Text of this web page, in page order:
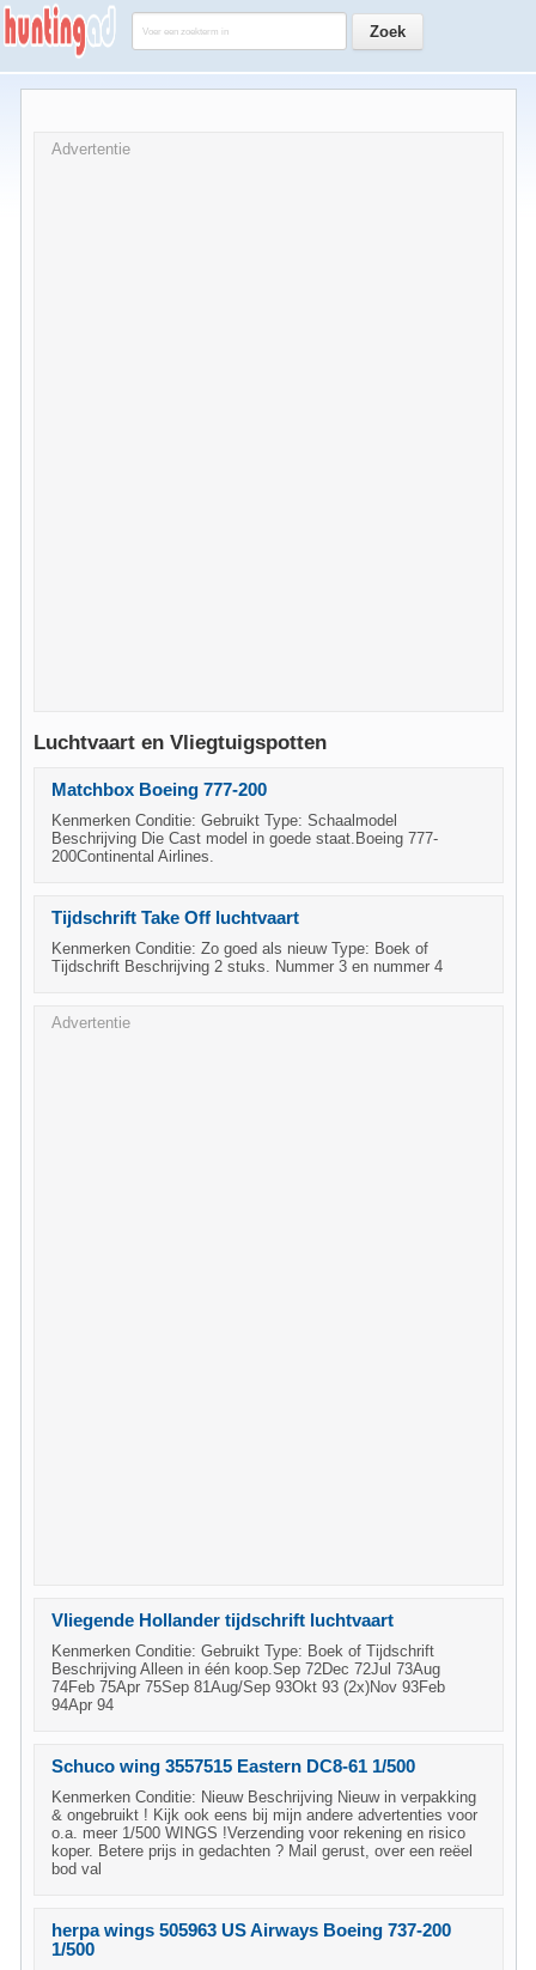
Advertentie
Luchtvaart en Vliegtuigspotten
Matchbox Boeing 777-200
Kenmerken Conditie: Gebruikt Type: Schaalmodel
Beschrijving Die Cast model in goede staat.Boeing 777-
200Continental Airlines.
Tijdschrift Take Off luchtvaart
Kenmerken Conditie: Zo goed als nieuw Type: Boek of
Tijdschrift Beschrijving 2 stuks. Nummer 3 en nummer 4
Advertentie
Vliegende Hollander tijdschrift luchtvaart
Kenmerken Conditie: Gebruikt Type: Boek of Tijdschrift
Beschrijving Alleen in één koop.Sep 72Dec 72Jul 73Aug
74Feb 75Apr 75Sep 81Aug/Sep 93Okt 93 (2x)Nov 93Feb
94Apr 94
Schuco wing 3557515 Eastern DC8-61 1/500
Kenmerken Conditie: Nieuw Beschrijving Nieuw in verpakking
& ongebruikt ! Kijk ook eens bij mijn andere advertenties voor
o.a. meer 1/500 WINGS !Verzending voor rekening en risico
koper. Betere prijs in gedachten ? Mail gerust, over een reëel
bod val
herpa wings 505963 US Airways Boeing 737-200
1/500